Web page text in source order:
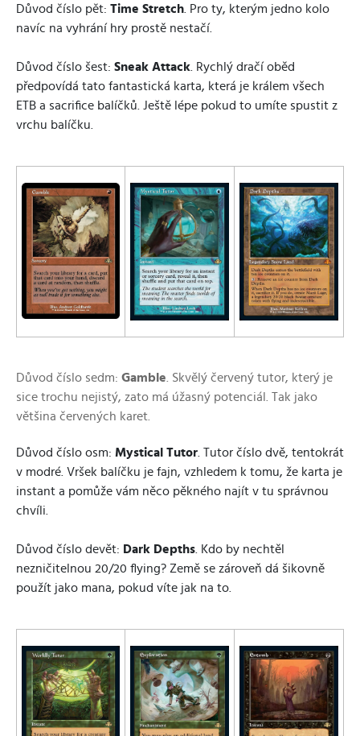
Důvod číslo pět: Time Stretch. Pro ty, kterým jedno kolo
navíc na vyhrání hry prostě nestačí.
Důvod číslo šest: Sneak Attack. Rychlý dračí oběd
předpovídá tato fantastická karta, která je králem všech
ETB a sacrifice balíčků. Ještě lépe pokud to umíte spustit z
vrchu balíčku.
Důvod číslo sedm: Gamble. Skvělý červený tutor, který je
sice trochu nejistý, zato má úžasný potenciál. Tak jako
většina červených karet.
Důvod číslo osm: Mystical Tutor. Tutor číslo dvě, tentokrát
v modré. Vršek balíčku je fajn, vzhledem k tomu, že karta je
instant a pomůže vám něco pěkného najít v tu správnou
chvíli.
Důvod číslo devět: Dark Depths. Kdo by nechtěl
nezničitelnou 20/20 flying? Země se zároveň dá šikovně
použít jako mana, pokud víte jak na to.